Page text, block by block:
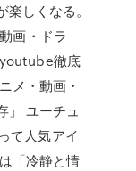
しくなる。
画・ドラ
徹底
メ・動画・
」 ユーチュ
て人気アイ
「冷静と情